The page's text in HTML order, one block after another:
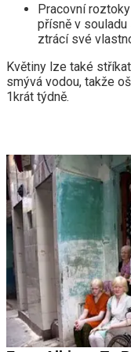
Pracovní
přísně v souladu
ztrácí své
Květiny lze také stříkat
smývá vodou, takže
1krát týdně.